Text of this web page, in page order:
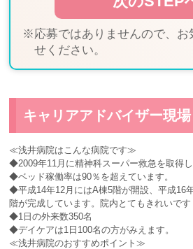
※応募ではありませんので、お
せください。
キャリアアドバイザー現場
≪浅井病院はこんな病院です≫
◆2009年11月に精神科スーパー救急を取得し
◆ベッド稼働率は90％を超えています。
◆平成14年12月にはA棟5階が開設、平成16
階が完成しています。院内とてもきれいです
◆1日の外来数350名
◆デイケアは1日100名の方がみえます。
≪浅井病院のおすすめポイント≫